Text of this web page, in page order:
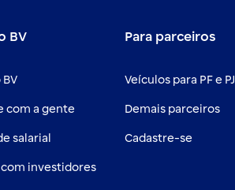
BV
com a gente
salarial
com investidores
Para parceiros
Veículos para PF e PJ
Demais parceiros
Cadastre-se